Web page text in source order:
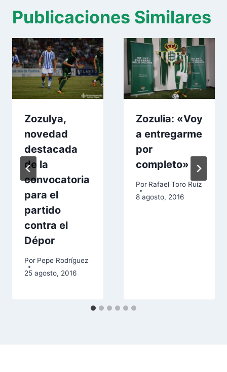
Publicaciones Similares
Zozulya,
novedad
destacada
de la
convocatoria
para el
partido
contra el
Dépor
Por Pepe Rodríguez
25 agosto, 2016
Zozulia: «Voy
a entregarme
por
completo»
Por Rafael Toro Ruiz
8 agosto, 2016